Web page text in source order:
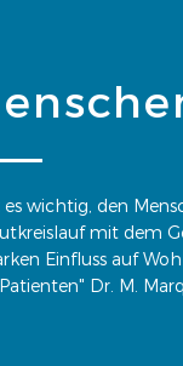
wichtig, den
mit dem
Einfluss auf
Dr. M.